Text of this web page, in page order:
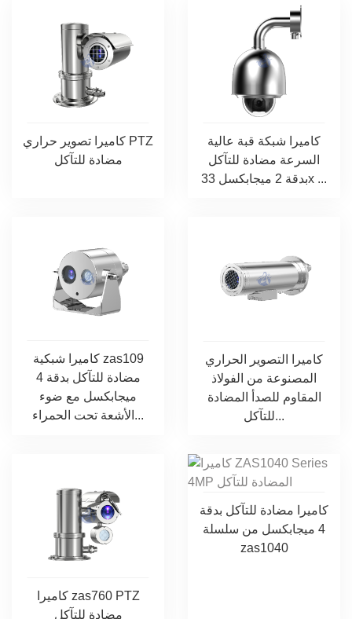
كاميرا تصوير حراري PTZ
مضادة للتآكل
كاميرا شبكة قبة عالية
السرعة مضادة للتآكل
بدقة 2 ميجابكسل 33x ...
كاميرا شبكية zas109
مضادة للتآكل بدقة 4
ميجابكسل مع ضوء
الأشعة تحت الحمراء...
كاميرا التصوير الحراري
المصنوعة من الفولاذ
المقاوم للصدأ المضادة
للتآكل...
كاميرا zas760 PTZ
مضادة للتآكل
كاميرا مضادة للتآكل بدقة
4 ميجابكسل من سلسلة
zas1040